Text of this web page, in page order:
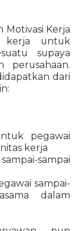
Motivasi Kerja
kerja untuk
supaya
perusahaan.
dari
pegawai
kerja
sampai
sampai-
dalam